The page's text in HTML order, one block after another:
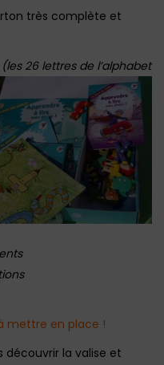
très complète et
26 lettres de l’alphabet
mettre en place !
découvrir la valise et